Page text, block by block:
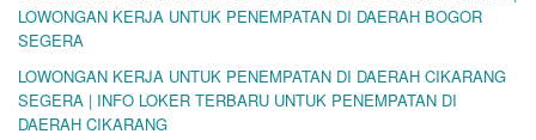
LOWONGAN KERJA UNTUK PENEMPATAN DI DAERAH BOGOR
SEGERA
LOWONGAN KERJA UNTUK PENEMPATAN DI DAERAH CIKARANG
SEGERA | INFO LOKER TERBARU UNTUK PENEMPATAN DI
DAERAH CIKARANG